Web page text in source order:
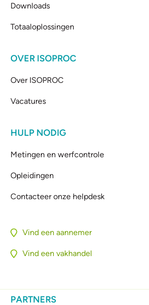
Downloads
Totaaloplossingen
OVER ISOPROC
Over ISOPROC
Vacatures
HULP NODIG
Metingen en werfcontrole
Opleidingen
Contacteer onze helpdesk
Vind een aannemer
Vind een vakhandel
PARTNERS